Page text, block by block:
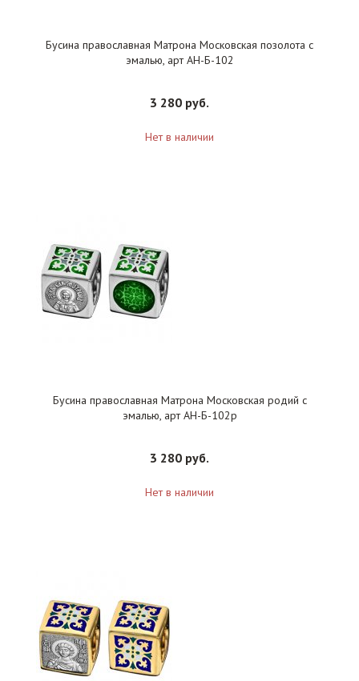
Бусина православная Матрона Московская позолота с
эмалью, арт АН-Б-102
3 280 руб.
Нет в наличии
Бусина православная Матрона Московская родий с
эмалью, арт АН-Б-102р
3 280 руб.
Нет в наличии